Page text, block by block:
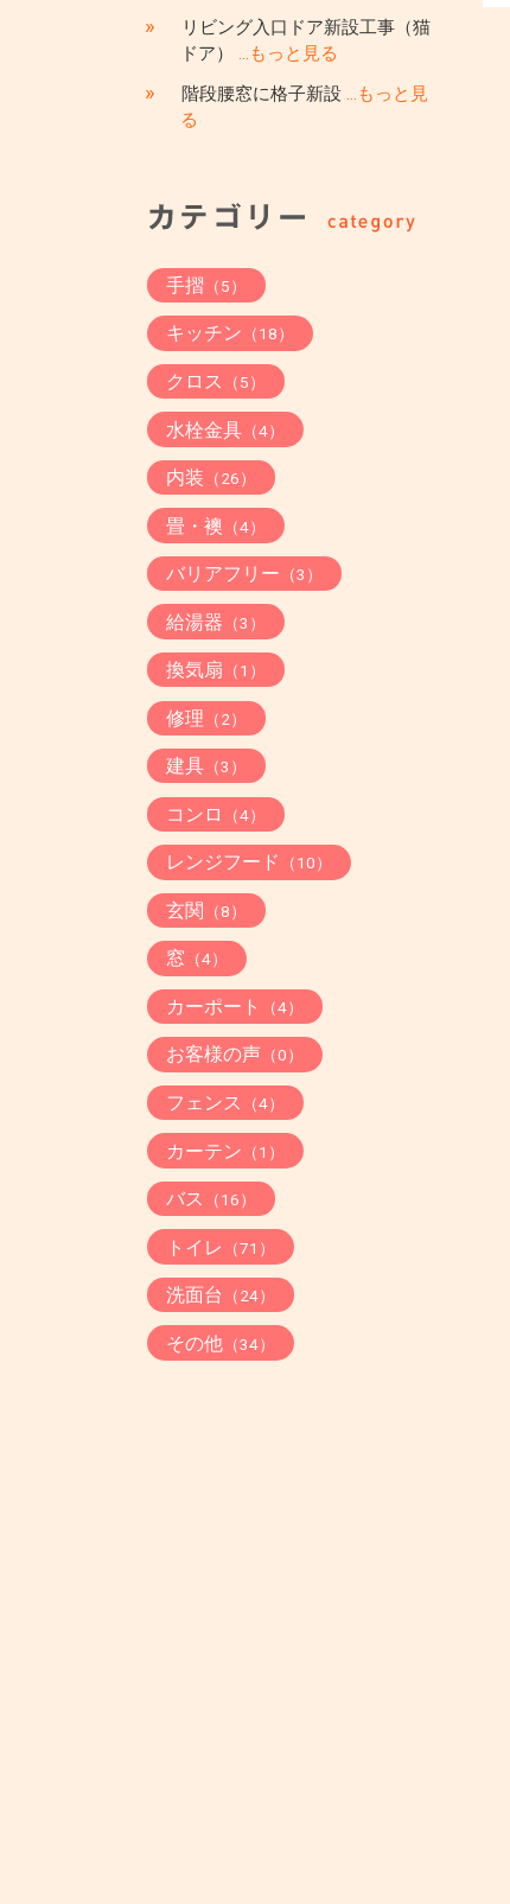
»
リビング入口ドア新設工事（猫
ドア）…もっと見る
» 階段腰窓に格子新設 …もっと見
る
手摺 （5）
キッチン （18）
クロス （5）
水栓金具（4）
内装 （26）
畳・襖 （4）
バリアフリー （3）
給湯器 （3）
換気扇 （1）
修理 （2）
建具（3）
コンロ （4）
レンジフード （10）
玄関 （8）
窓 （4）
カーポート （4）
お客様の声（0）
フェンス （4）
カーテン （1）
バス （16）
トイレ （71）
洗面台 （24）
その他（34）